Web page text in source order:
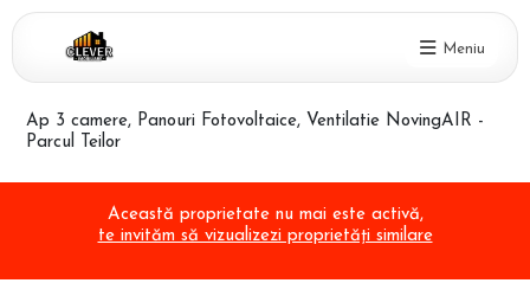
Meniu
Ap 3 camere, Panouri Fotovoltaice, Ventilatie NovingAIR -
Parcul Teilor
Această proprietate nu mai este activă,
te invităm să vizualizezi proprietăți similare